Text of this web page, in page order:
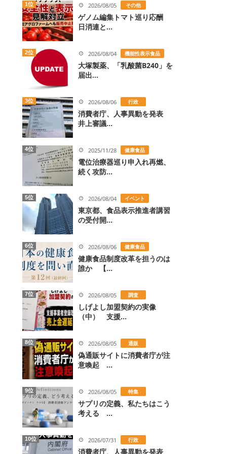
1位 2026/08/05 その他
ゲノム編集トマト巡り応酬
日消連と...
2位 2026/08/04 機能性表示食品
大塚製薬、「乳酸菌B240」を
届出...
3位 2026/08/06 行政
消費者庁、人事異動を発表
井上審議...
4位 2025/11/28 健康食品
電位治療器巡り申入れ再燃、
続く攻防...
5位 2026/08/04 イベント
東京都、食品表示推進者講習
の受付開...
6位 2026/08/06 健康食品
健康食品制度改革を担うのは
誰か 【...
7位 2026/08/05 調査
しげよし加盟契約の実像
（中） 支援...
8位 2026/08/05 通販
偽通販サイトに消費者庁が注
意喚起 ...
9位 2026/08/05 特集
サプリの定義、私たちはこう
考える ...
10位 2026/07/31 行政
消費者庁、人事異動を発表